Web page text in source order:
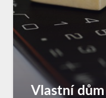
Vlastní